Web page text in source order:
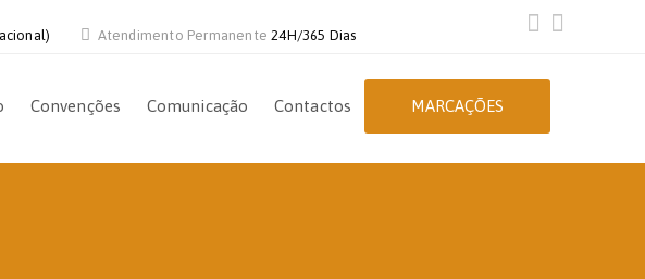
Atendimento Permanente24H/365 Dias
Convenções Comunicação Contactos MARCAÇÕES